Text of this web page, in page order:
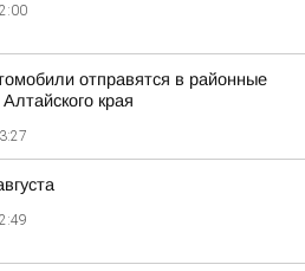
отправятся в районные
края